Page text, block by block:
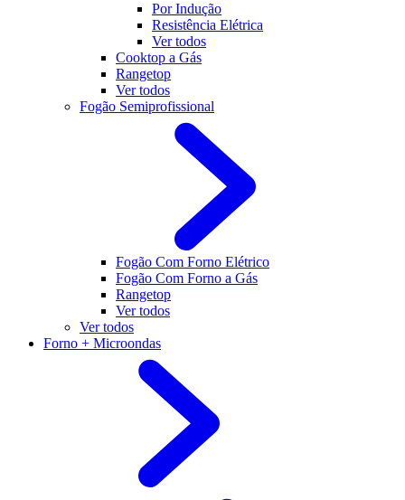
Por Indução
Resistência Elétrica
Ver todos
Cooktop a Gás
Rangetop
Ver todos
Fogão Semiprofissional
Fogão Com Forno Elétrico
Fogão Com Forno a Gás
Rangetop
Ver todos
Ver todos
Forno + Microondas